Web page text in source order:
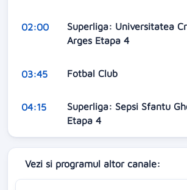
02:00
Superliga: Universitatea
Arges Etapa 4
03:45 Fotbal Club
04:15
Superliga: Sepsi Sfantu
Etapa 4
Vezi si programul altor canale: